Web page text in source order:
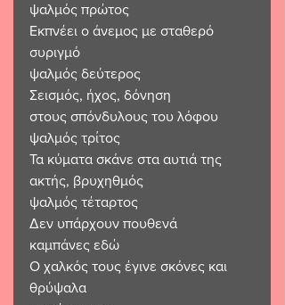
ψαλμός πρώτος
Εκπνέει ο άνεμος με σταθερό
συριγμό
ψαλμός δεύτερος
Σεισμός, ήχος, δόνηση
στους σπόνδυλους του λόφου
ψαλμός τρίτος
Τα κύματα σκάνε στα αυτιά της
ακτής, βρυχηθμός
ψαλμός τέταρτος
Δεν υπάρχουν πουθενά
καμπάνες εδώ
Ο χαλκός τους έγινε σκόνες και
θρύψαλα